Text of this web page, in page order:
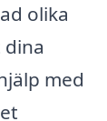
olika
med